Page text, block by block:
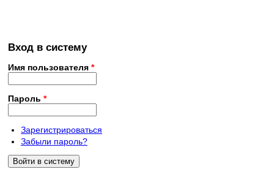
Вход в систему
Имя пользователя *
Пароль *
Зарегистрироваться
Забыли пароль?